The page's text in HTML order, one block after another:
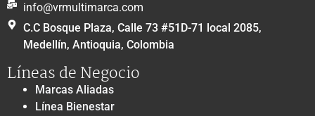
info@vrmultimarca.com
C.C Bosque Plaza, Calle 73 #51D-71 local 2085,
Medellín, Antioquia, Colombia
Líneas de Negocio
Marcas Aliadas
Línea Bienestar